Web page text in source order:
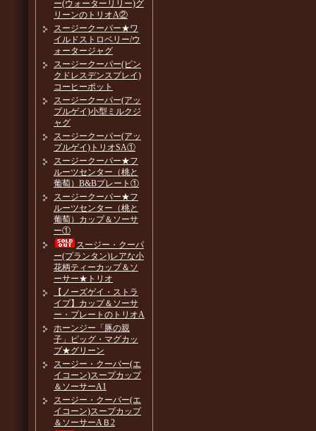
ー(ウォーターリリー)グ
リーンのトリオA②
スージークーパー★ワ
イルドストロベリー/ウ
ォータージャグ
スージークーパー(ピン
クドレスデンスプレイ)
コーヒーポット
スージークーパー(アッ
プルゲイ)小型ミルクジ
ャグ
スージークーパー(アッ
プルゲイ)トリオSA①
スージークーパー★フ
ルーツセンター（桃と
葡萄）B&Bプレート①
スージークーパー★フ
ルーツセンター（桃と
葡萄）カップ＆ソーサ
ー①
スージー・クーパ
ー(プランタン)レアな小
花柄ティーカップ＆ソ
ーサー★トリオ
【ノーズゲイ・ストラ
イプ】カップ＆ソーサ
ー・プレートのトリオA
ホーンジー「豚の親
子」ピッグ・マグカッ
プ★グリーン
スージー・クーパー(エ
イコーン)スープカップ
＆ソーサーA1
スージー・クーパー(エ
イコーン)スープカップ
＆ソーサーAＢ2